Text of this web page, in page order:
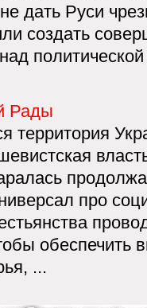
дать Руси
создать
Рады
территория
про
обеспечить
...